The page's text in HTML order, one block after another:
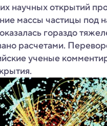
научных открытий
массы частицы под
гораздо
расчетами.
ученые